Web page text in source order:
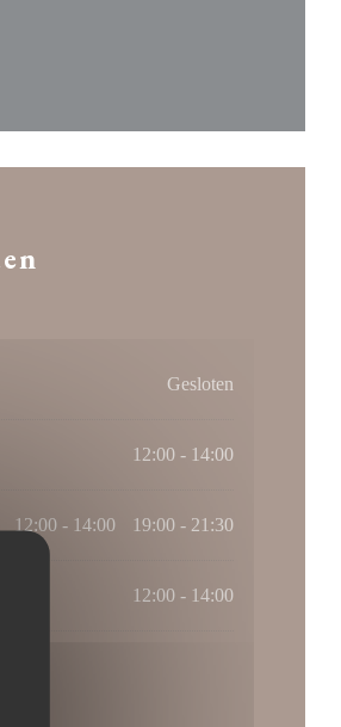
Gesloten
12:00 - 14:00
12:00 - 14:00 19:00 - 21:30
12:00 - 14:00